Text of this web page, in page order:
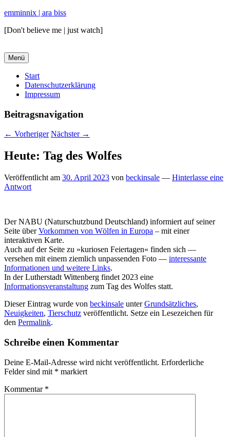
emminnix | ara biss
[Don't believe me | just watch]
Menü
Primäres
Menü
Start
Datenschutzerklärung
Impressum
Beitragsnavigation
← Vorheriger Nächster →
Heute: Tag des Wolfes
Veröffentlicht am 30. April 2023 von beckinsale — Hinterlasse eine
Antwort
Der NABU (Naturschutzbund Deutschland) informiert auf seiner
Seite überVorkommen von Wölfen in Europa – mit einer
interaktiven Karte.
Auch auf der Seite zu »kuriosen Feiertagen« finden sich —
versehen mit einem ziemlich unpassenden Foto — interessante
Informationen und weitere Links.
In der Lutherstadt Wittenberg findet 2023 eine
Informationsveranstaltung zum Tag des Wolfes statt.
Dieser Eintrag wurde von beckinsale unterGrundsätzliches,
Neuigkeiten, Tierschutz veröffentlicht. Setze ein Lesezeichen für
den Permalink.
Schreibe einen Kommentar
Deine E-Mail-Adresse wird nicht veröffentlicht. Erforderliche
Felder sind mit * markiert
Kommentar *